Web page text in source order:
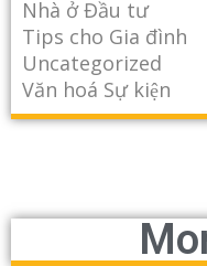
Nhà ở Đầu tư
Tips cho Gia đình
Uncategorized
Văn hoá Sự kiện